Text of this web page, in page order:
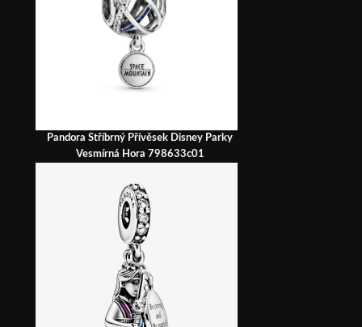
Pandora Stříbrný Přívěsek Disney Parky
Vesmírná Hora 798633c01